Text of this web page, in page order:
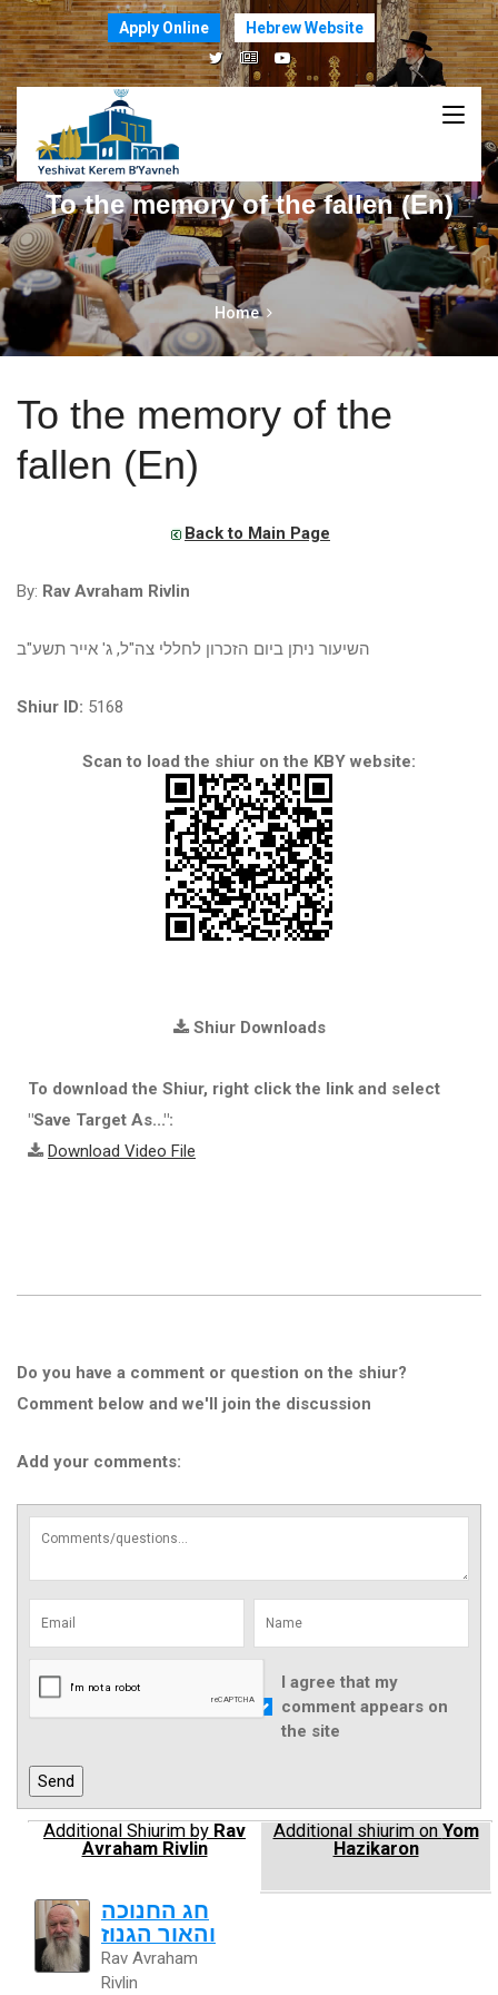
Apply Online Hebrew Website
To the memory of the fallen (En)
Home
To the memory of the
fallen (En)
Back to Main Page
By: Rav Avraham Rivlin
השיעור ניתן ביום הזכרון לחללי צה"ל, ג' אייר תשע"ב
Shiur ID: 5168
Scan to load the shiur on the KBY website:
Shiur Downloads
To download the Shiur, right click the link and select
"Save Target As...":
Download Video File
Do you have a comment or question on the shiur?
Comment below and we'll join the discussion
Add your comments:
I agree that my
comment appears on
the site
Additional Shiurim by Rav
Avraham Rivlin
Additional shiurim on Yom
Hazikaron
חג החנוכה
והאור הגנוז
Rav Avraham
Rivlin